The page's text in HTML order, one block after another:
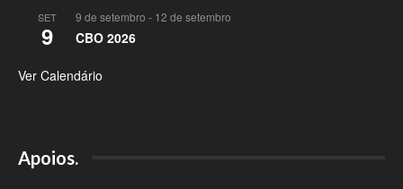
SET
9
9 de setembro - 12 de setembro
CBO 2026
Ver Calendário
Apoios.